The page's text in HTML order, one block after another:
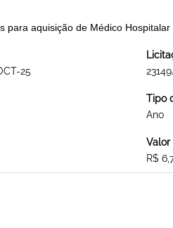
para aquisição de Médico
25
Tipo
Ano
Valor
R$